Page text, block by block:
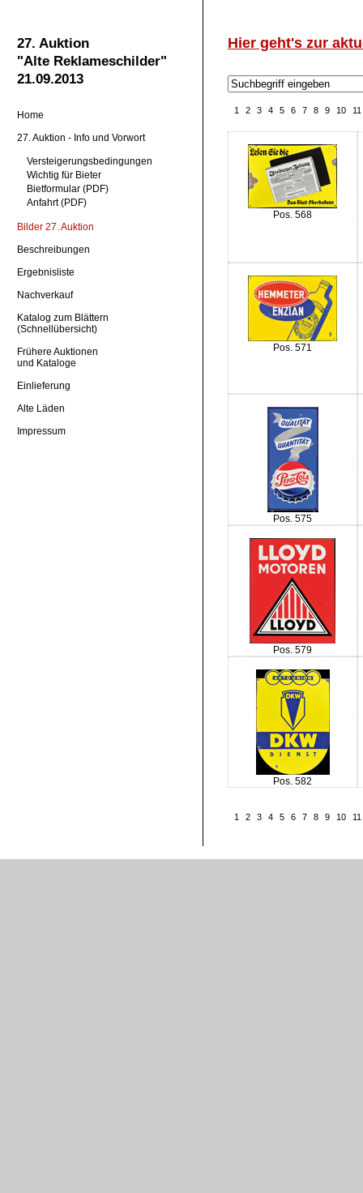
27. Auktion
"Alte Reklameschilder"
21.09.2013
Home
27. Auktion - Info und Vorwort
Versteigerungsbedingungen
Wichtig für Bieter
Bietformular (PDF)
Anfahrt (PDF)
Bilder 27. Auktion
Beschreibungen
Ergebnisliste
Nachverkauf
Katalog zum Blättern
(Schnellübersicht)
Frühere Auktionen
und Kataloge
Einlieferung
Alte Läden
Impressum
Hier geht's zur
1 2 3 4 5 6 7 8 9 10 11
Pos. 568
Pos. 571
Pos. 575
Pos. 579
Pos. 582
1 2 3 4 5 6 7 8 9 10 11